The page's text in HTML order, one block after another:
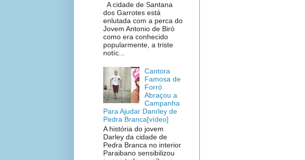
A cidade de Santana
dos Garrotes está
enlutada com a perca do
Jovem Antonio de Biró
como era conhecido
popularmente, a triste
notíc...
Cantora
Famosa de
Forró
Abraçou a
Campanha
Para Ajudar Danrley de
Pedra Branca[vídeo]
A história do jovem
Darley da cidade de
Pedra Branca no interior
Paraibano sensibilizou